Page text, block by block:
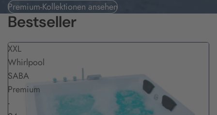
Premium-Kollektionen ansehen
Bestseller
XXL
Whirlpool
SABA
Premium
-